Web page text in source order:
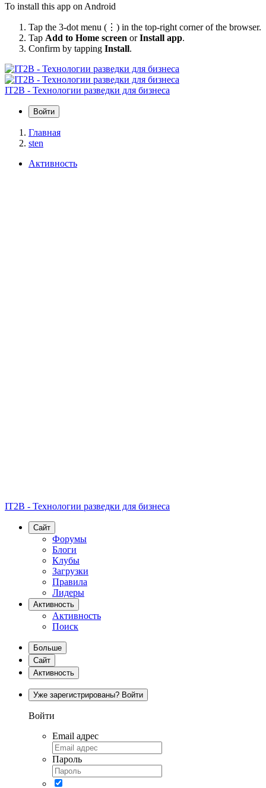
To install this app on Android
Tap the 3-dot menu (⋮) in the top-right corner of the browser.
Tap Add to Home screen orInstall app.
Confirm by tapping Install.
IT2B - Технологии разведки для бизнеса
Войти
Главная
sten
Активность
IT2B - Технологии разведки для бизнеса
Сайт
Форумы
Блоги
Клубы
Загрузки
Правила
Лидеры
Активность
Активность
Поиск
Больше
Сайт
Активность
Уже зарегистрированы? Войти
Войти
Email адрес
Пароль